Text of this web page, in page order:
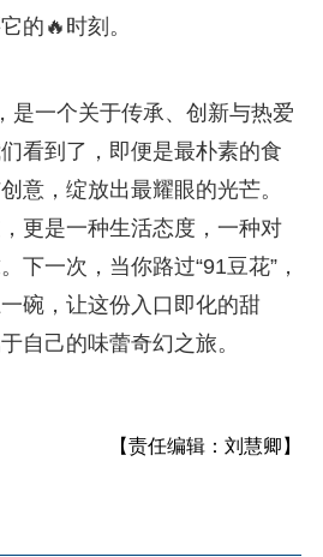
的🔥时刻。
是一个关于传承、创新与热爱
看到了，即便是最朴素的食
意，绽放出最耀眼的光芒。
更是一种生活态度，一种对
下一次，当你路过“91豆花”，
碗，让这份入口即化的甜
自己的味蕾奇幻之旅。
【责任编辑：刘慧卿】